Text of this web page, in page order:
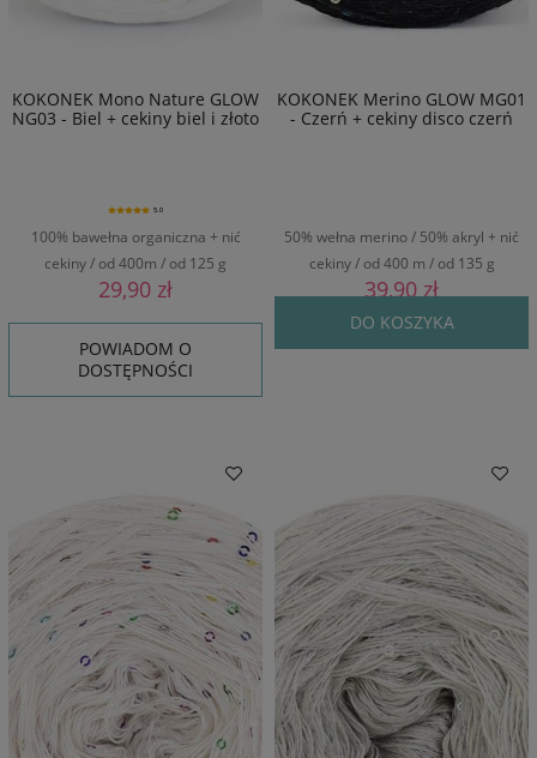
KOKONEK Mono Nature GLOW
NG03 - Biel + cekiny biel i złoto
100% bawełna organiczna + nić
cekiny / od 400m / od 125 g
5.0
29,90 zł
POWIADOM O
DOSTĘPNOŚCI
KOKONEK Merino GLOW MG01
- Czerń + cekiny disco czerń
50% wełna merino / 50% akryl + nić
cekiny / od 400 m / od 135 g
39,90 zł
DO KOSZYKA